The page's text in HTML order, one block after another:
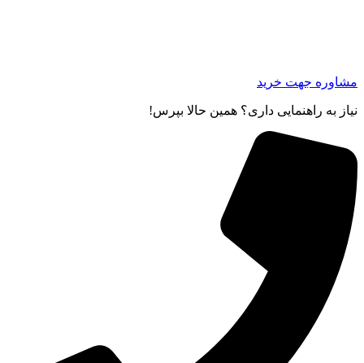
مشاوره جهت خرید
نیاز به راهنمایی داری؟ همین حالا بپرس!